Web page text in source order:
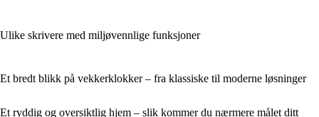
Ulike skrivere med miljøvennlige funksjoner
Et bredt blikk på vekkerklokker – fra klassiske til moderne løsninger
Et ryddig og oversiktlig hjem – slik kommer du nærmere målet ditt